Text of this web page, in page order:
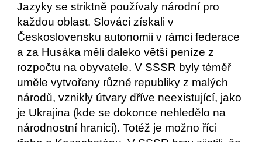
Jazyky se striktně používaly národní pro
každou oblast. Slováci získali v
Československu autonomii v rámci federace
a za Husáka měli daleko větší peníze z
rozpočtu na obyvatele. V SSSR byly téměř
uměle vytvořeny různé republiky z malých
národů, vznikly útvary dříve neexistující, jako
je Ukrajina (kde se dokonce nehledělo na
národnostní hranici). Totéž je možno říci